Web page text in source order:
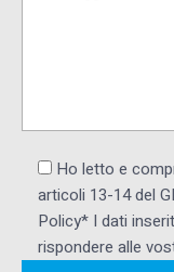
Ho letto e
articoli 13-14 del
Policy* I dati
rispondere alle